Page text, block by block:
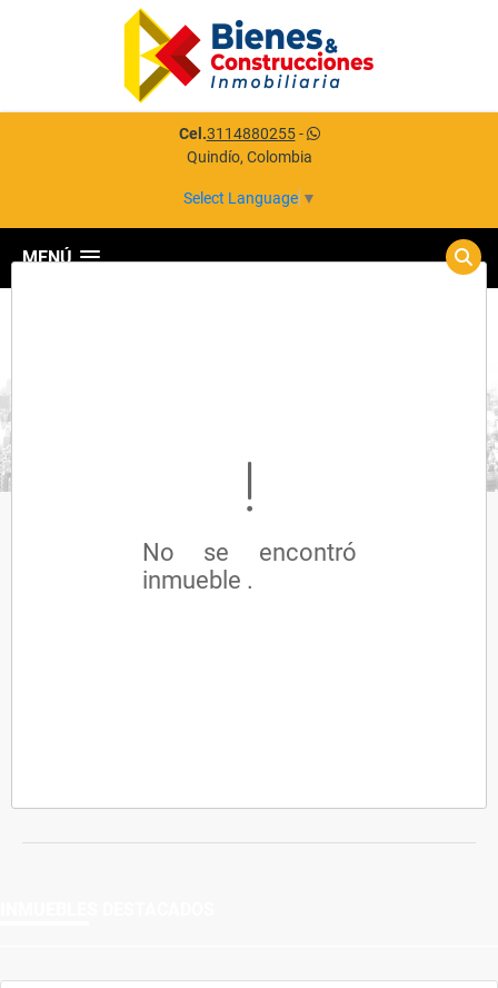
Cel.3114880255-
Quindío, Colombia
Select Language ▼
MENÚ
No se encontró
inmueble .